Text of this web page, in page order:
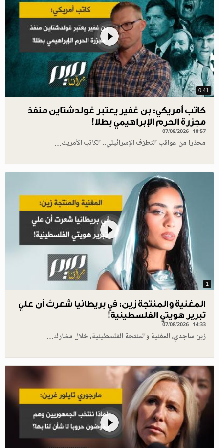
0.41
كاتب أمريكي: بن غفير يعتبر غولدشتاين منفذ
مجزرة الحرم الإبراهيمي بطلا!
07/08/2026 - 18:57
محذرا من عواقب التطرّف الإسرائيلي.. الكاتب الأمريك…
1
المغنية والمنتجة زين: في بريطانيا شعرتُ أن علي
تبرير هويتي الفلسطينية!
07/08/2026 - 14:33
زين ساجدي، المغنية والمنتجة الفلسطينية، خلال مشارك…